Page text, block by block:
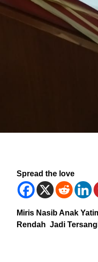
Spread the love
Miris Nasib Anak
Rendah Jadi